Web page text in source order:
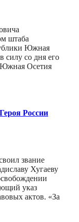
штаба
Южная
силу со дня его
Южная Осетия
России
звание
Хугаеву
указ
актов. «За